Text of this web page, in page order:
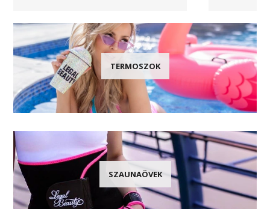
TERMOSZOK
SZAUNAÖVEK